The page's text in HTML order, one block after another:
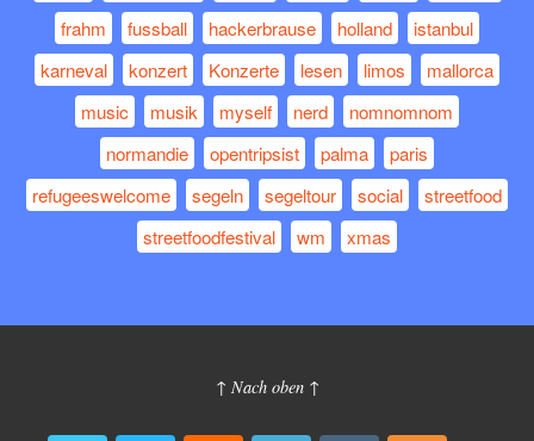
frahm
fussball hackerbrause holland
istanbul
karneval
konzert Konzerte lesen limos
mallorca
music
musik myself nerd
nomnomnom
normandie
opentripsist palma
paris
refugeeswelcome
segeln segeltour social
streetfood
streetfoodfestival
wm xmas
↑ Nach oben ↑